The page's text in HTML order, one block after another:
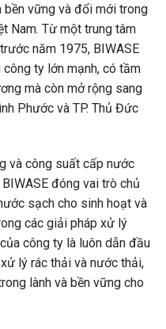
vững và đổi mới trong
Nam. Từ một trung tâm
năm 1975, BIWASE
ty lớn mạnh, có tầm
mà còn mở rộng sang
Phước và TP. Thủ Đức
và công suất cấp nước
đóng vai trò chủ
sạch cho sinh hoạt và
các giải pháp xử lý
công ty là luôn dẫn đầu
lý rác thải và nước thải,
lành và bền vững cho